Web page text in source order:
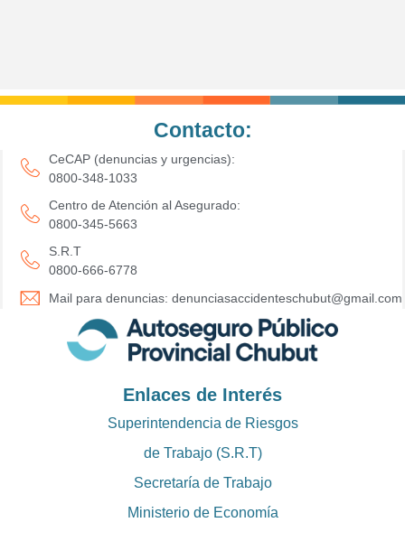
Contacto:
CeCAP (denuncias y urgencias):
0800-348-1033
Centro de Atención al Asegurado:
0800-345-5663
S.R.T
0800-666-6778
Mail para denuncias: denunciasaccidenteschubut@gmail.com
Enlaces de Interés
Superintendencia de Riesgos
de Trabajo (S.R.T)
Secretaría de Trabajo
Ministerio de Economía